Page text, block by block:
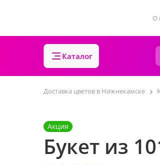
О
Каталог
Доставка цветов в Нижнекамске
Акция
Букет из